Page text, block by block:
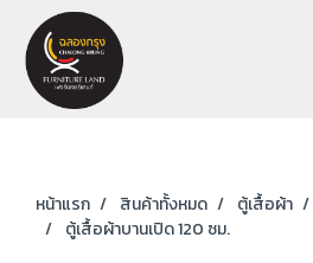
หน้าแรก สินค้าทั้งหมด ตู้เสื้อผ้า
ตู้เสื้อผ้าบานเปิด 120 ซม.